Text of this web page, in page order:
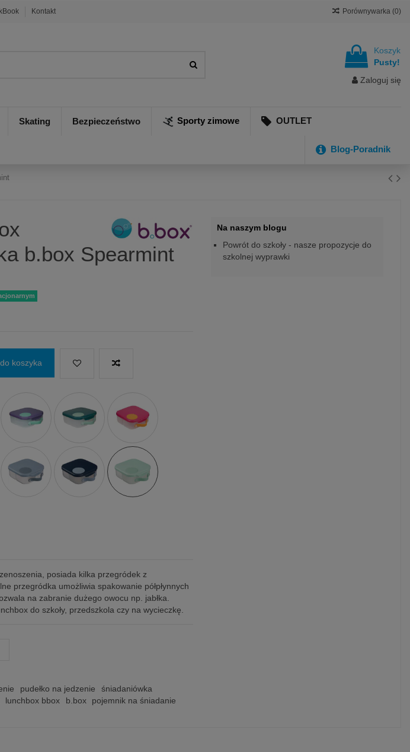
Kontakt Porównywarka (0)
Koszyk
Pusty!
Zaloguj się
Skating Bezpieczeństwo Sporty zimowe OUTLET
Blog-Poradnik
b.box Spearmint
koszyka
posiada kilka przegródek z
przegródka umożliwia spakowanie półpłynnych
na zabranie dużego owocu np. jabłka.
do szkoły, przedszkola czy na wycieczkę.
pudełko na jedzenie
śniadaniówka
lunchbox bbox b.box pojemnik na śniadanie
Na naszym blogu
Powrót do szkoły - nasze propozycje do
szkolnej wyprawki